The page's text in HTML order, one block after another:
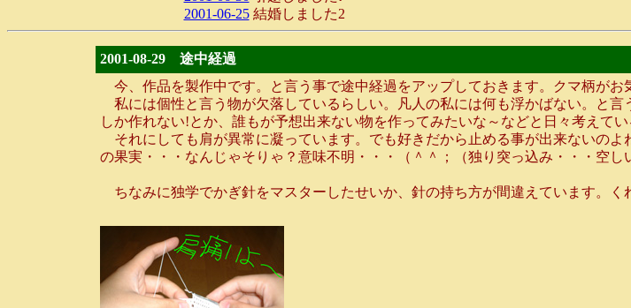
2001-06-25結婚しました2
2001-08-29 途中経過
今、作品を製作中です。と言う事で途中経過をアップしておきます。クマ柄がお
私には個性と言う物が欠落しているらしい。凡人の私には何も浮かばない。と
しか作れない!とか、誰もが予想出来ない物を作ってみたいな～などと日々考えてい
それにしても肩が異常に凝っています。でも好きだから止める事が出来ないの
の果実・・・なんじゃそりゃ？意味不明・・・（＾＾；（独り突っ込み・・・空し
ちなみに独学でかぎ針をマスターしたせいか、針の持ち方が間違えています。く